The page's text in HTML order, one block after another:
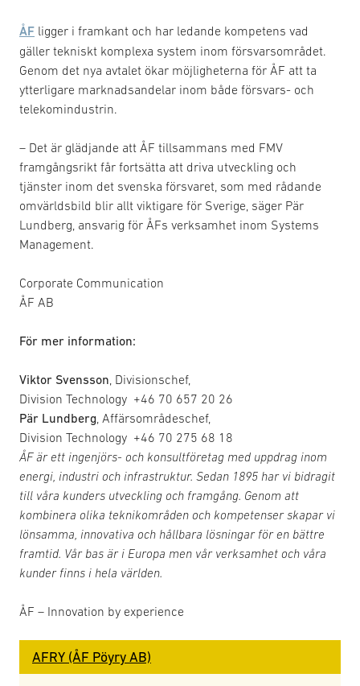
ÅF ligger i framkant och har ledande kompetens vad
gäller tekniskt komplexa system inom försvarsområdet.
Genom det nya avtalet ökar möjligheterna för ÅF att ta
ytterligare marknadsandelar inom både försvars- och
telekomindustrin.
– Det är glädjande att ÅF tillsammans med FMV
framgångsrikt får fortsätta att driva utveckling och
tjänster inom det svenska försvaret, som med rådande
omvärldsbild blir allt viktigare för Sverige, säger Pär
Lundberg, ansvarig för ÅFs verksamhet inom Systems
Management.
Corporate Communication
ÅF AB
För mer information:
Viktor Svensson , Divisionschef,
Division Technology +46 70 657 20 26
Pär Lundberg , Affärsområdeschef,
Division Technology +46 70 275 68 18
ÅF är ett ingenjörs- och konsultföretag med uppdrag inom
energi, industri och infrastruktur. Sedan 1895 har vi bidragit
till våra kunders utveckling och framgång. Genom att
kombinera olika teknikområden och kompetenser skapar vi
lönsamma, innovativa och hållbara lösningar för en bättre
framtid. Vår bas är i Europa men vår verksamhet och våra
kunder finns i hela världen.
ÅF – Innovation by experience
AFRY (ÅF Pöyry AB)